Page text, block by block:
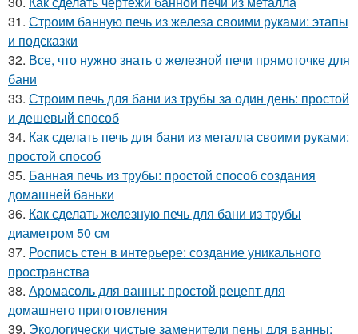
31. Строим банную печь из железа своими руками: этапы
и подсказки
32. Все, что нужно знать о железной печи прямоточке для
бани
33. Строим печь для бани из трубы за один день: простой
и дешевый способ
34. Как сделать печь для бани из металла своими руками:
простой способ
35. Банная печь из трубы: простой способ создания
домашней баньки
36. Как сделать железную печь для бани из трубы
диаметром 50 см
37. Роспись стен в интерьере: создание уникального
пространства
38. Аромасоль для ванны: простой рецепт для
домашнего приготовления
39. Экологически чистые заменители пены для ванны: